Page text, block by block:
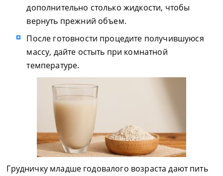
дополнительно столько жидкости, чтобы
вернуть прежний объем.
После готовности процедите получившуюся
массу, дайте остыть при комнатной
температуре.
Грудничку младше годовалого возраста дают пить